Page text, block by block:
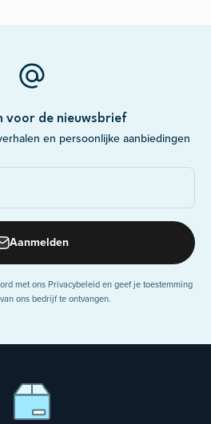
voor de nieuwsbrief
en persoonlijke aanbiedingen
Aanmelden
met ons Privacybeleid en geef je toestemming
ons bedrijf te ontvangen.